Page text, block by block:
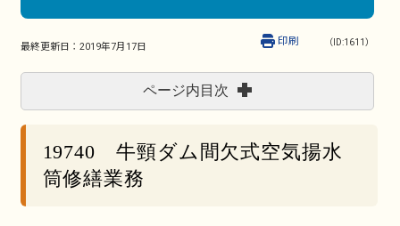
最終更新日： 2019年7月17日 （ID:1611）
印刷
ページ内目次
19740 牛頸ダム間欠式空気揚水
筒修繕業務